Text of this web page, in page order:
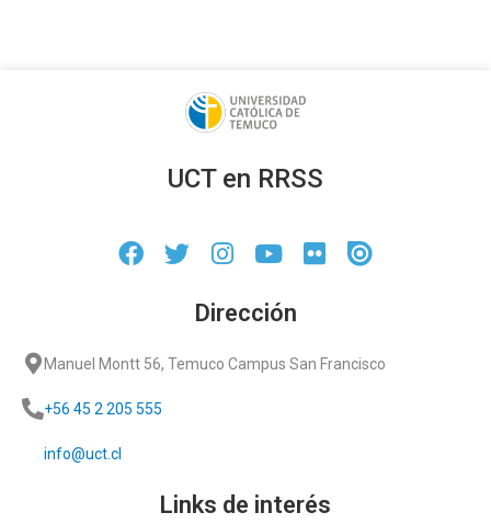
UCT en RRSS
Dirección
Manuel Montt 56, Temuco Campus San Francisco
+56 45 2 205 555
info@uct.cl
Links de interés